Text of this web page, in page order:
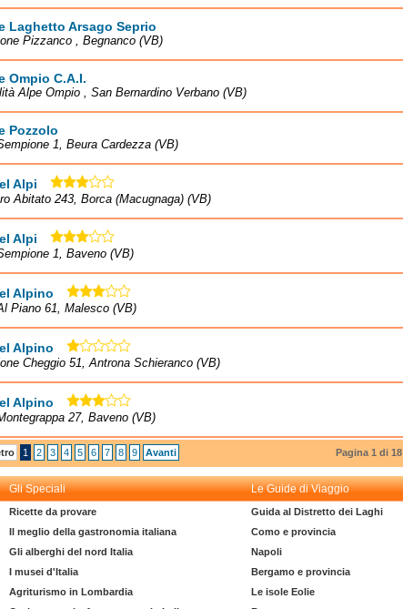
Laghetto Arsago Seprio
Pizzanco , Begnanco (VB)
Ompio C.A.I.
Alpe Ompio , San Bernardino Verbano (VB)
Pozzolo
1, Beura Cardezza (VB)
Alpi
Abitato 243, Borca (Macugnaga) (VB)
Alpi
1, Baveno (VB)
Alpino
Piano 61, Malesco (VB)
Alpino
Cheggio 51, Antrona Schieranco (VB)
Alpino
27, Baveno (VB)
1 2 3 4 5 6 7 8 9 Avanti Pagina 1 di 18
Gli Speciali Le Guide di Viaggio
Ricette da provare
Il meglio della gastronomia italiana
Gli alberghi del nord Italia
I musei d'Italia
Agriturismo in Lombardia
Guida al Distretto dei Laghi
Como e provincia
Napoli
Bergamo e provincia
Le isole Eolie